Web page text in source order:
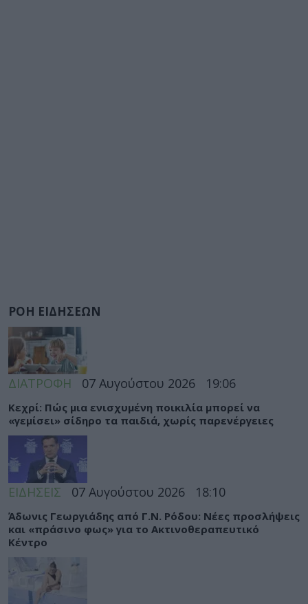
ΡΟΗ ΕΙΔΗΣΕΩΝ
ΔΙΑΤΡΟΦΗ 07 Αυγούστου 2026 19:06
Κεχρί: Πώς μια ενισχυμένη ποικιλία μπορεί να
«γεμίσει» σίδηρο τα παιδιά, χωρίς παρενέργειες
ΕΙΔΗΣΕΙΣ 07 Αυγούστου 2026 18:10
Άδωνις Γεωργιάδης από Γ.Ν. Ρόδου: Νέες προσλήψεις
και «πράσινο φως» για το Ακτινοθεραπευτικό
Κέντρο